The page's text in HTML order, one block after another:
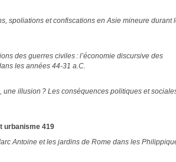
spoliations et confiscations en Asie mineure durant
des guerres civiles : l’économie discursive des
les années 44-31 a.C.
une illusion ? Les conséquences politiques et
urbanisme 419
Antoine et les jardins de Rome dans les